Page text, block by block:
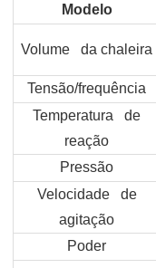
Modelo
Volume da chaleira
Tensão/frequência
Temperatura de
reação
Pressão
Velocidade de
agitação
Poder